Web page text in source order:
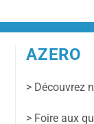
AZERO
> Découvrez
> Foire aux